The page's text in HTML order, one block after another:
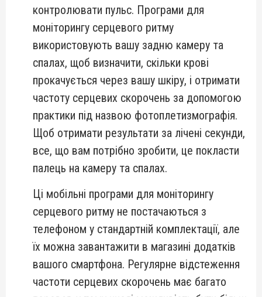
контролювати пульс. Програми для
моніторингу серцевого ритму
використовують вашу задню камеру та
спалах, щоб визначити, скільки крові
прокачується через вашу шкіру, і отримати
частоту серцевих скорочень за допомогою
практики під назвою фотоплетизмографія.
Щоб отримати результати за лічені секунди,
все, що вам потрібно зробити, це покласти
палець на камеру та спалах.
Ці мобільні програми для моніторингу
серцевого ритму не постачаються з
телефоном у стандартній комплектації, але
їх можна завантажити в магазині додатків
вашого смартфона. Регулярне відстеження
частоти серцевих скорочень має багато